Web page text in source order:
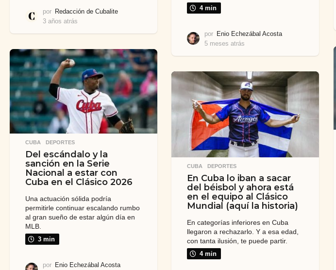
por Redacción de Cubalite
3 años atrás
s
e
s
a
t
r
á
s
4 min
por Enio Echezábal Acosta
5 meses atrás
s
e
s
a
t
r
á
s
CUBA ,DEPORTES
Del escándalo y la
sanción en la Serie
Nacional a estar con
Cuba en el Clásico 2026
Una actuación sólida podría
permitirle continuar escalando rumbo
al gran sueño de estar algún día en
MLB.
3 min
por Enio Echezábal Acosta
CUBA ,DEPORTES
En Cuba lo iban a sacar
del béisbol y ahora está
en el equipo al Clásico
Mundial (aquí la historia)
En categorías inferiores en Cuba
llegaron a rechazarlo. Y a esa edad,
con tanta ilusión, te puede partir.
4 min